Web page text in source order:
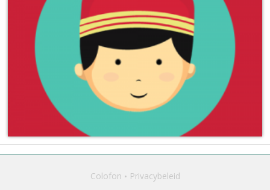
Colofon Privacybeleid